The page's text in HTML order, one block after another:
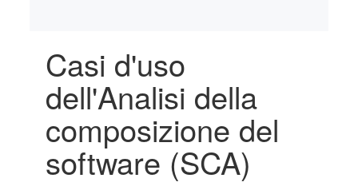
Casi d'uso
dell'Analisi della
composizione del
software (SCA)